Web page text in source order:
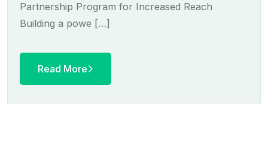
Partnership Program for Increased Reach
Building a powe […]
Read More